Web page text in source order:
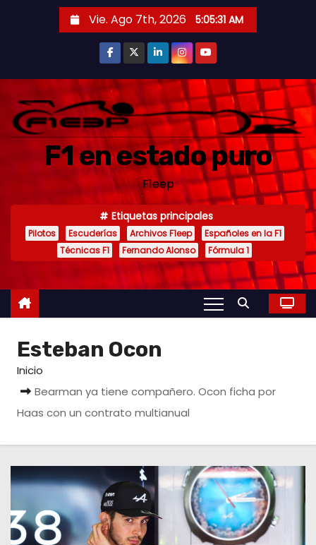
i
Vie. Ago 7th, 2026 5:05:32 AM
F1 en estado puro
F1eep
Etiquetas principales
Pilotos Escuderías Archivos F1eep
Españoles en la F1
Técnicas F1
Fernando Alonso Fórmula 1
Esteban Ocon
Inicio
Bearman ya tiene compañero. Ocon ficha por
Haas con un contrato multianual